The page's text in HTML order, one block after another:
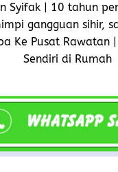
Syifak | 10 tahun
gangguan sihir,
Ke Pusat Rawatan
Sendiri di Rumah